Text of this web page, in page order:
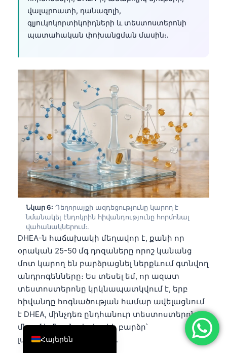
վալպրոատի, դանազոլի,
գլյուկոկորտիկոիդների և տեստոստերոնի
պատահական փոխանցման մասին։.
Նկար 6: Դեղորայքի ազդեցությունը կարող է
նմանակել էնդոկրին հիվանդությունը հորմոնալ
վահանակներում։.
DHEA-ն հաճախակի մեղավոր է, քանի որ
օրական 25-50 մգ դոզաները որոշ կանանց
մոտ կարող են բարձրացնել ներքևում գտնվող
անդրոգենները։ Ես տեսել եմ, որ ազատ
տեստոստերոնը կրկնապատկվում է, երբ
հիվանդը հոգնածության համար ավելացնում
է DHEA, մինչդեռ ընդհանուր տեստոստերոնը
մնում է միայն թեթևակի բարձր՝
լաբորատորիայի շեմից։.
Հայերեն
English
Deutsch
العربية
Français
עִבְרִית
Italiano
Español
Português
Ελληνικά
Türkçe
Română
简体中文
فارسی
Български
Dansk
Nederlands
Bahasa Indonesia
Íslenska
Српски језик